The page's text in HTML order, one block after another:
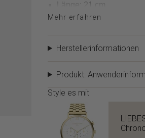
Länge: 21 cm
Gewicht: 11,56 g
Material: Edelstahl
Mehr erfahren
Herstellerinformationen
Produkt:
Style es mit